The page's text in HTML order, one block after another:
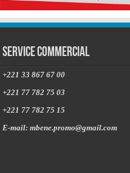
Service commercial
+221 33 867 67 00
+221 77 782 75 03
+221 77 782 75 15
E-mail: mbene.promo@gmail.com